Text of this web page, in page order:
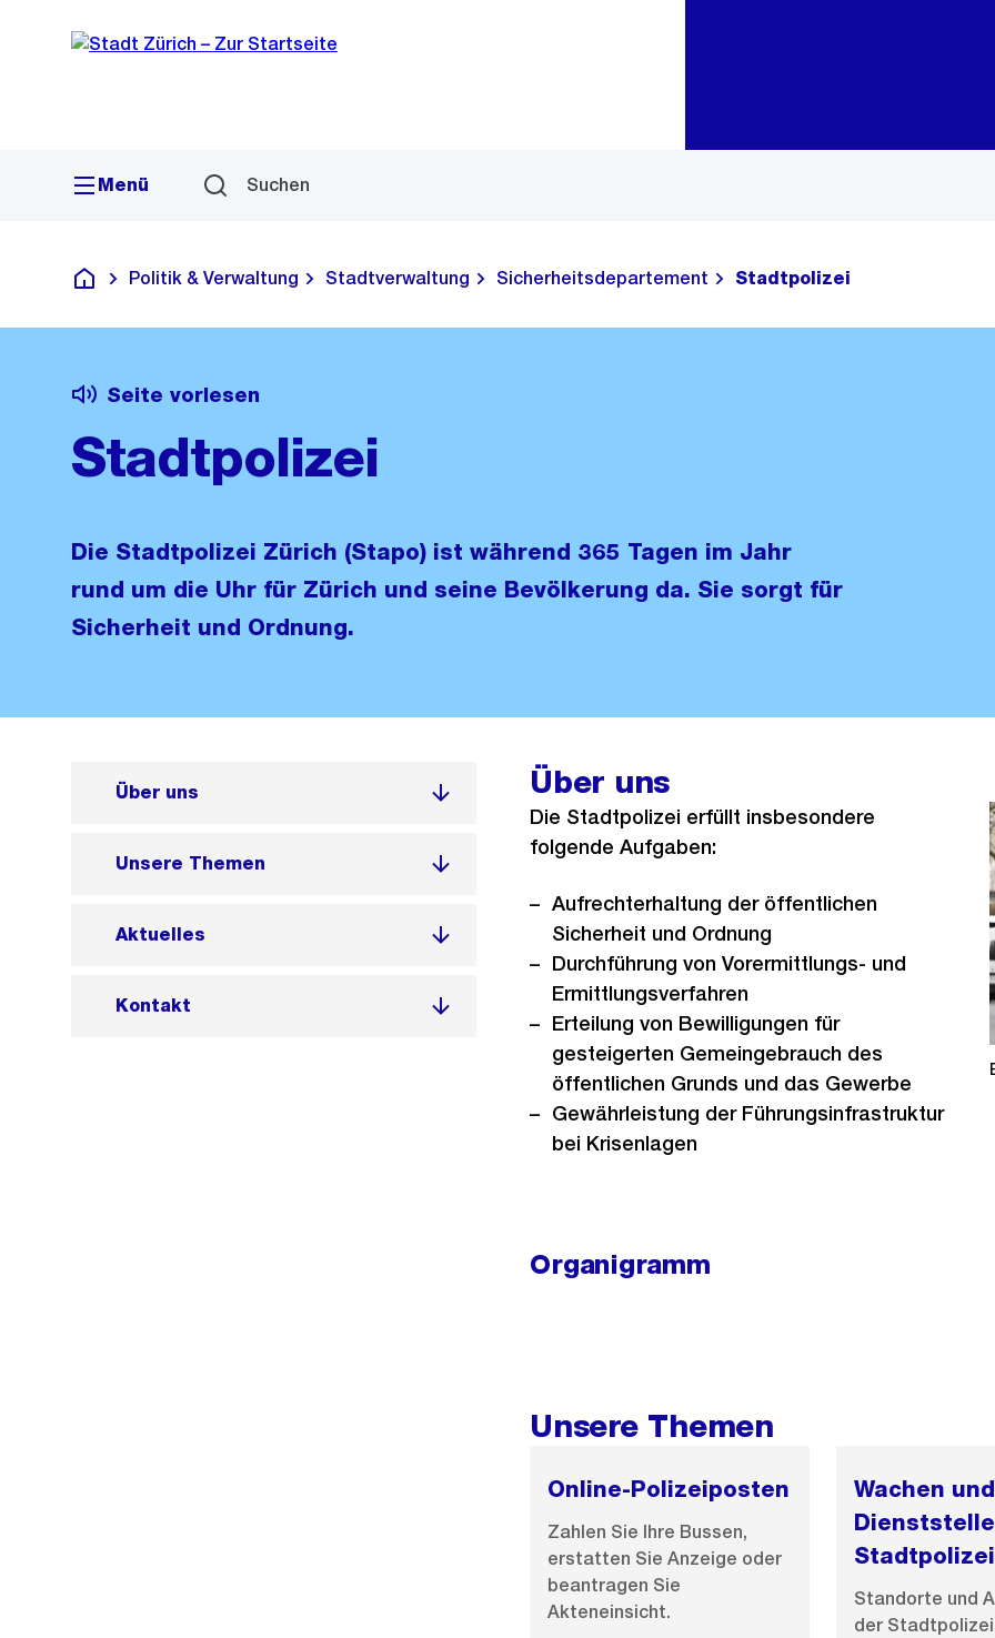
Navigation
Sprunglink
Menü Suchen
Deutsch
Politik & Verwaltung Stadtverwaltung Sicherheitsdepartement Stadtpolizei
Seite vorlesen
Stadtpolizei
Die Stadtpolizei Zürich (Stapo) ist während 365 Tagen im Jahr
rund um die Uhr für Zürich und seine Bevölkerung da. Sie sorgt für
Sicherheit und Ordnung.
Über uns
Unsere Themen
Aktuelles
Kontakt
Über uns
Die Stadtpolizei erfüllt insbesondere
folgende Aufgaben:
Aufrechterhaltung der öffentlichen
Sicherheit und Ordnung
Durchführung von Vorermittlungs- und
Ermittlungsverfahren
Erteilung von Bewilligungen für
gesteigerten Gemeingebrauch des
öffentlichen Grunds und das Gewerbe
Gewährleistung der Führungsinfrastruktur
bei Krisenlagen
Organigramm
Unsere Themen
Online-Polizeiposten
Zahlen Sie Ihre Bussen,
erstatten Sie Anzeige oder
beantragen Sie
Akteneinsicht.
Wachen und
Stadtpolizei
Standorte und
der